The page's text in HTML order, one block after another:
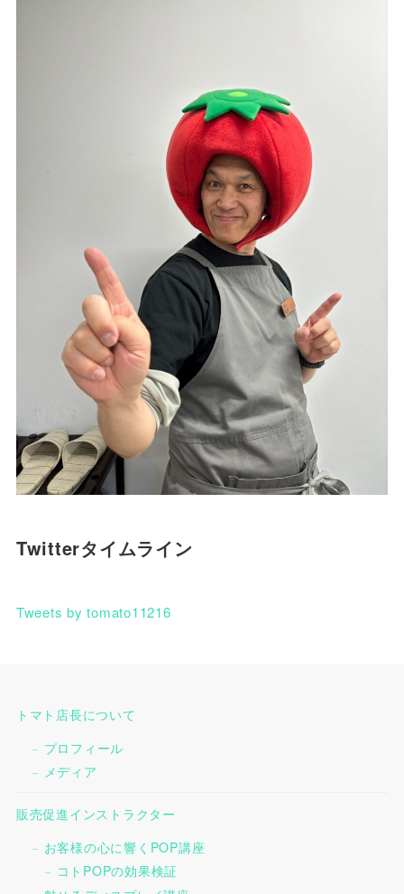
Twitterタイムライン
Tweets by tomato11216
トマト店長について
プロフィール
メディア
販売促進インストラクター
お客様の心に響くPOP講座
コトPOPの効果検証